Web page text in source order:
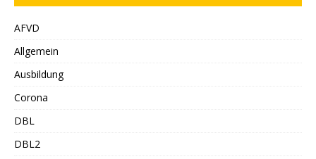
AFVD
Allgemein
Ausbildung
Corona
DBL
DBL2